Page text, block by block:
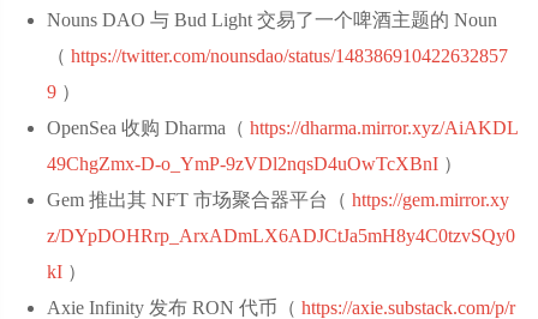
Nouns DAO 与 Bud Light 交易了一个啤酒主题的 Noun
（ https://twitter.com/nounsdao/status/148386910422632857
9 ‌）
OpenSea 收购 Dharma（ https://dharma.mirror.xyz/AiAKDL
49ChgZmx-D-o_YmP-9zVDl2nqsD4uOwTcXBnI ‌）
Gem 推出其 NFT 市场聚合器平台（ https://gem.mirror.xy
z/DYpDOHRrp_ArxADmLX6ADJCtJa5mH8y4C0tzvSQy0
kI ‌）
Axie Infinity 发布 RON 代币（ https://axie.substack.com/p/r